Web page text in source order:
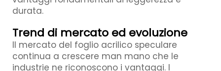
durata.
Trend di mercato ed evoluzione
Il mercato del foglio acrilico speculare
continua a crescere man mano che le
industrie ne riconoscono i vantaggi. I